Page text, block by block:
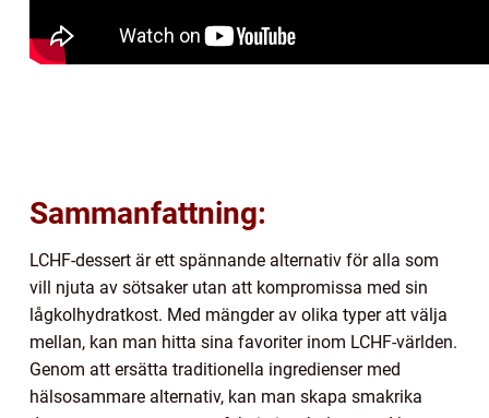
Sammanfattning:
LCHF-dessert är ett spännande alternativ för alla som
vill njuta av sötsaker utan att kompromissa med sin
lågkolhydratkost. Med mängder av olika typer att välja
mellan, kan man hitta sina favoriter inom LCHF-världen.
Genom att ersätta traditionella ingredienser med
hälsosammare alternativ, kan man skapa smakrika